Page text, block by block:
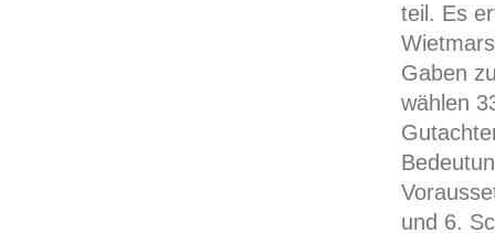
teil. Es
Gaben
wählen
und 6.